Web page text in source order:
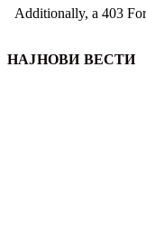
НАЈНОВИ ВЕСТИ